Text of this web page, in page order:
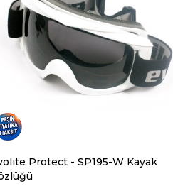
Protect - SP195-W Kayak